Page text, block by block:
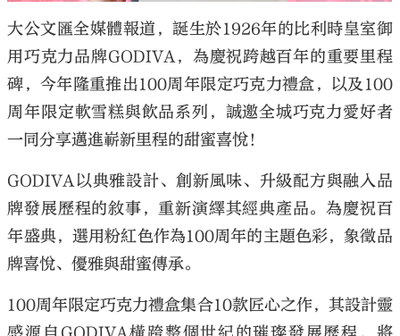
大公文匯全媒體報道，誕生於1926年的比利時皇室御
用巧克力品牌GODIVA，為慶祝跨越百年的重要里程
碑，今年隆重推出100周年限定巧克力禮盒，以及100
周年限定軟雪糕與飲品系列，誠邀全城巧克力愛好者
一同分享邁進嶄新里程的甜蜜喜悅！
GODIVA以典雅設計、創新風味、升級配方與融入品
牌發展歷程的敘事，重新演繹其經典產品。為慶祝百
年盛典，選用粉紅色作為100周年的主題色彩，象徵品
牌喜悅、優雅與甜蜜傳承。
100周年限定巧克力禮盒集合10款匠心之作，其設計靈